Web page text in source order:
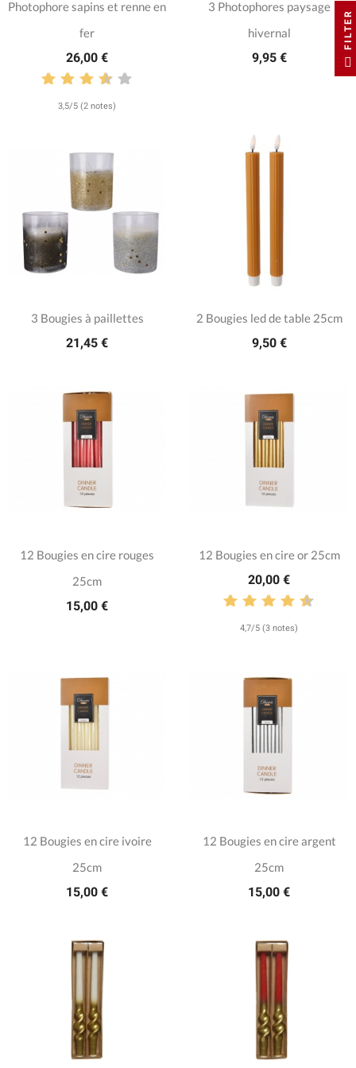
Photophore sapins et renne en
fer
26,00 €
3,5/5 (2 notes)
3 Photophores paysage
hivernal
9,95 €
3 Bougies à paillettes
21,45 €
2 Bougies led de table 25cm
9,50 €
12 Bougies en cire rouges
25cm
15,00 €
12 Bougies en cire or 25cm
20,00 €
4,7/5 (3 notes)
12 Bougies en cire ivoire
25cm
15,00 €
12 Bougies en cire argent
25cm
15,00 €
FILTER